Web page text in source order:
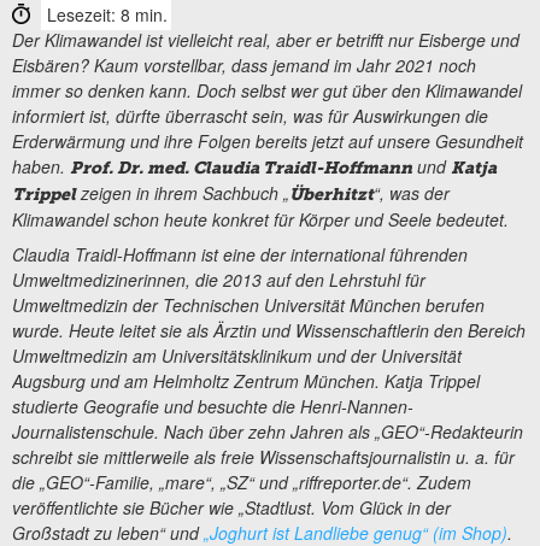
Lesezeit: 8 min.
Der Klimawandel ist vielleicht real, aber er betrifft nur Eisberge und
Eisbären? Kaum vorstellbar, dass jemand im Jahr 2021 noch
immer so denken kann. Doch selbst wer gut über den Klimawandel
informiert ist, dürfte überrascht sein, was für Auswirkungen die
Erderwärmung und ihre Folgen bereits jetzt auf unsere Gesundheit
haben. Prof. Dr. med. Claudia Traidl-Hoffmann undKatja
Trippelzeigen in ihrem Sachbuch „Überhitzt“, was der
Klimawandel schon heute konkret für Körper und Seele bedeutet.
Claudia Traidl-Hoffmann ist eine der international führenden
Umweltmedizinerinnen, die 2013 auf den Lehrstuhl für
Umweltmedizin der Technischen Universität München berufen
wurde. Heute leitet sie als Ärztin und Wissenschaftlerin den Bereich
Umweltmedizin am Universitätsklinikum und der Universität
Augsburg und am Helmholtz Zentrum München. Katja Trippel
studierte Geografie und besuchte die Henri-Nannen-
Journalistenschule. Nach über zehn Jahren als „GEO“-Redakteurin
schreibt sie mittlerweile als freie Wissenschaftsjournalistin u. a. für
die „GEO“-Familie, „mare“, „SZ“ und „riffreporter.de“. Zudem
veröffentlichte sie Bücher wie „Stadtlust. Vom Glück in der
Großstadt zu leben“ und„Joghurt ist Landliebe genug“ (im Shop).